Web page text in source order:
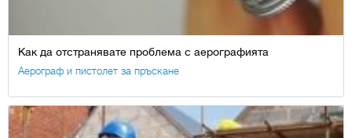
Как да отстранявате проблема с аерографията
Аерограф и пистолет за пръскане